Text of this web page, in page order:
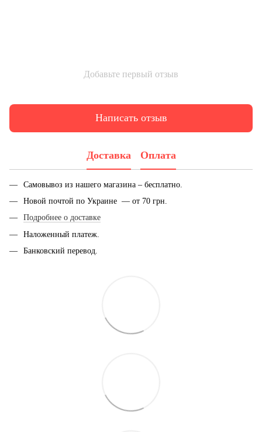
Добавьте первый отзыв
Написать отзыв
Доставка Оплата
Самовывоз из нашего магазина – бесплатно.
Новой почтой по Украине — от 70 грн.
Подробнее о доставке
Наложенный платеж.
Банковский перевод.